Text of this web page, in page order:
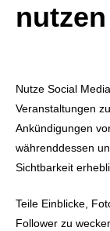
nutzen
Nutze Social
Veranstaltungen
Ankündigungen
währenddessen
Sichtbarkeit
Teile Einblicke,
Follower zu